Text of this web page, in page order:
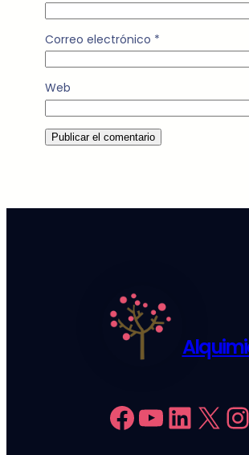
Correo electrónico *
Web
Facebook YouTube LinkedIn X Instagram